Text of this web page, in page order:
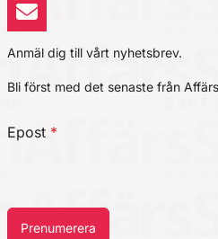
Anmäl dig till vårt nyhetsbrev.
Bli först med det senaste från
Epost *
Prenumerera